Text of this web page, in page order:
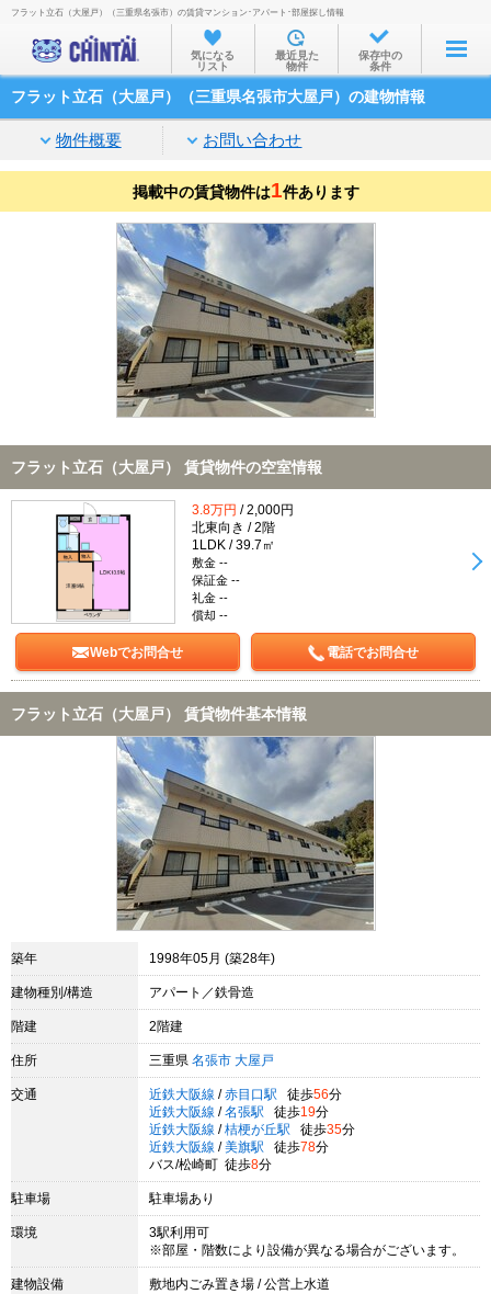
お部屋を探す
沿線・駅から
家賃相場から
通勤通学時間から
物件特集から
不動産会社から
TOP
フラット立石（大屋戸）（三重県名張市）の賃貸マンション･アパート･部屋探し情報
気になる
リスト
最近見た
物件
保存中の
条件
フラット立石（大屋戸）（三重県名張市大屋戸）の建物情報
物件概要 お問い合わせ
掲載中の賃貸物件は1件あります
フラット立石（大屋戸） 賃貸物件の空室情報
3.8万円 / 2,000円
北東向き / 2階
1LDK / 39.7㎡
敷金 --
保証金 --
礼金 --
償却 --
Webでお問合せ 電話でお問合せ
フラット立石（大屋戸） 賃貸物件基本情報
築年 1998年05月 (築28年)
建物種別/構造 アパート／鉄骨造
階建 2階建
住所 三重県 名張市 大屋戸
交通 近鉄大阪線 / 赤目口駅 徒歩56分
近鉄大阪線 / 名張駅 徒歩19分
近鉄大阪線 / 桔梗が丘駅 徒歩35分
近鉄大阪線 / 美旗駅 徒歩78分
バス/松崎町 徒歩8分
駐車場 駐車場あり
環境
3駅利用可
※部屋・階数により設備が異なる場合がございます。
建物設備
敷地内ごみ置き場 / 公営上水道